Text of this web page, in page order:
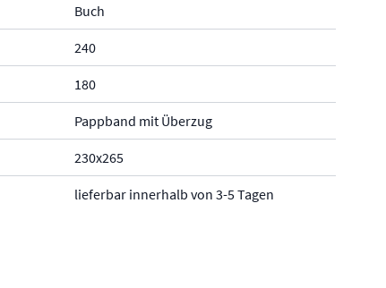
Buch
240
180
Pappband mit Überzug
230x265
lieferbar innerhalb von 3-5 Tagen